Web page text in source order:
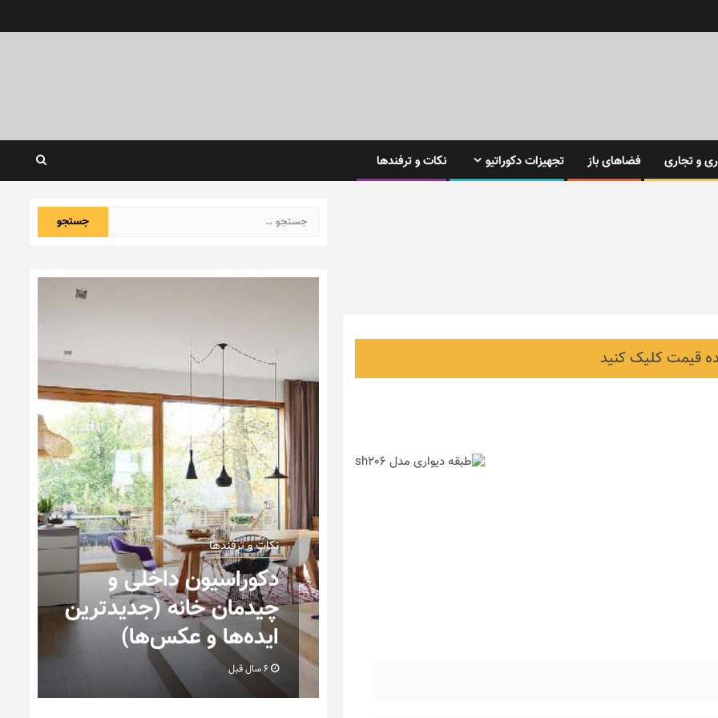
و تجاری فضاهای باز تجهیزات دکوراتیو
نکات و ترفندها
قیمت کلیک کنید
جستجو
برای:
نکات و ترفندها
دکوراسیون داخلی و
چیدمان خانه (جدیدترین
ایده‌ها و عکس‌ها)